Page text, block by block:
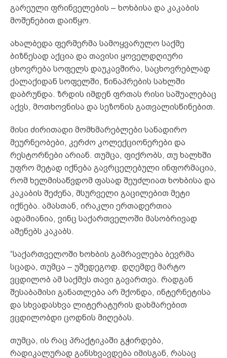
გარეული ფრინველების – ხოხბისა და კაკაბის
მოშენებით დაიწყო.
ახალბედა ფერმერმა სამოყვარულო საქმე
ბიზნესად აქცია და თავისი ყოველდღიური
ცხოვრება სოფელს დაუკავშირა, საცხოვრებლად
ქალაქიდან სოფელში, წინაპრების სახლში
დაბრუნდა. ზრდის იმდენ ფრთას რისი საშუალებაც
აქვს, მოთხოვნისა და სეზონის გათვალისწინებით.
მისი ძირითადი მომხმარებლები სანადირო
მეურნეობები, კერძო კოლექციონერები და
რესტორნები არიან. თუმცა, ფიქრობს, თუ ხალხში
უფრო მეტად იქნება გავრცელებული ინფორმაცია,
რომ ხელმისაწვდომ ფასად შეუძლიათ ხოხბისა და
კაკაბის შეძენა, მსურველი გაცილებით მეტი
იქნება. ამასთან, ირაკლი ერთადერთია
ადამიანია, ვინც საქართველოში მასობრივად
აშენებს კაკაბს.
“საქართველოში ხოხბის გამრავლება ბევრმა
სცადა, თუმცა – უშედეგოდ. დღემდე მარტო
ვცდილობ ამ საქმეს თავი გავართვა. რადგან
შესაბამისი განათლება არ მქონდა, ინტერნეტისა
და სხვადასხვა ლიტერატურის დახმარებით
ვცდილობდი ცოდნის მიღებას.
თუმცა, ის რაც პრაქტიკაში გჭირდება,
რადიკალურად განსხვავდება იმისგან, რასაც